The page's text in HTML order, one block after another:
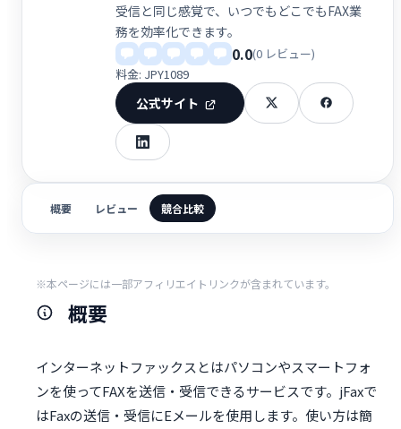
受信と同じ感覚で、いつでもどこでもFAX業
務を効率化できます。
0.0(0 レビュー)
料金: JPY1089
公式サイト
概要 レビュー 競合比較
※本ページには一部アフィリエイトリンクが含まれています。
概要
インターネットファックスとはパソコンやスマートフォ
ンを使ってFAXを送信・受信できるサービスです。jFaxで
はFaxの送信・受信にEメールを使用します。使い方は簡